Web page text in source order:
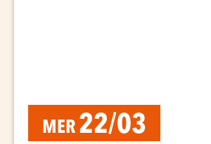
MER 22/03